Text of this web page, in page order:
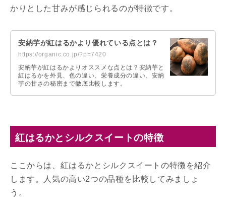
かりとした甘みが感じられるのが特徴です。
安納芋が紅はるかより優れている点とは？
https://organic.co.jp/?p=7420
安納芋が紅はるかよりオススメな点とは？安納芋と
紅はるかを外見、色の違い、栄養成分の違い、安納
芋の甘さの秘密まで徹底比較します。
紅はるかとシルクスイートの特徴
ここからは、紅はるかとシルクスイートの特徴を紹介
します。人気の高い2つの品種を比較してみましょ
う。